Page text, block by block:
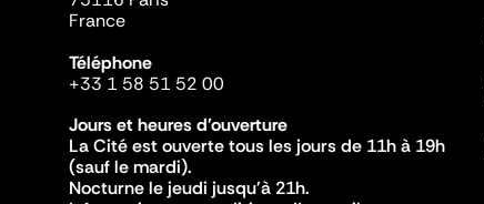
France
Téléphone
+33 1 58 51 52 00
Jours et heures d'ouverture
La Cité est ouverte tous les jours de 11h à 19h
(sauf le mardi).
Nocturne le jeudi jusqu'à 21h.